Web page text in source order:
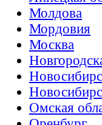
Молдова
Мордовия
Москва
Омская